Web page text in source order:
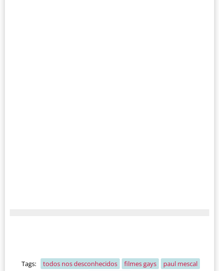
Tags: todos nos desconhecidos filmes gays
paul mescal